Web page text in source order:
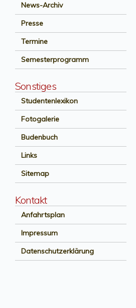
News-Archiv
Presse
Termine
Semesterprogramm
Sonstiges
Studentenlexikon
Fotogalerie
Budenbuch
Links
Sitemap
Kontakt
Anfahrtsplan
Impressum
Datenschutzerklärung